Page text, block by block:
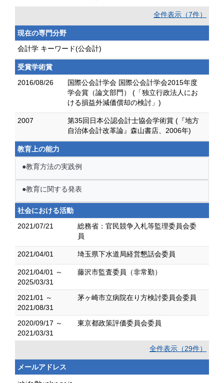
全件表示（7件）
現在の専門分野
会計学 キーワード(公会計)
受賞学術賞
2016/08/26
国際公会計学会 国際公会計学会2015年度
学会賞（論文部門） (「独立行政法人にお
ける損益外減価償却の検討」)
2007
第35回日本公認会計士協会学術賞 (『地方
自治体会計改革論』森山書店、2006年)
教育上の能力
●教育方法の実践例
●教育に関する発表
社会における活動
2021/07/21
総務省：官民競争入札等監理委員会委
員
2021/04/01 埼玉県下水道局経営懇話会委員
2021/04/01 ～
2025/03/31
藤沢市監査委員（非常勤）
2021/01 ～
2021/08/31
茅ヶ崎市立病院在り方検討委員会委員
2020/09/17 ～
2021/03/31
東京都政策評価委員会委員
全件表示（29件）
メールアドレス